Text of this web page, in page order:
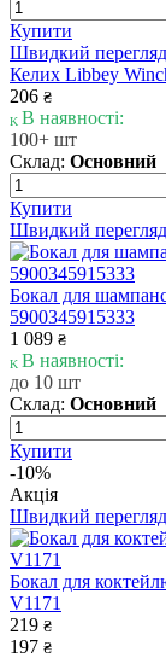
Купити
Швидкий перегляд
Келих Libbey
206 ₴
В наявності:
100+ шт
Склад: Основний
Купити
Швидкий перегляд
Бокал для
5900345915333
1 089 ₴
В наявності:
до 10 шт
Склад: Основний
Купити
-10%
Акція
Швидкий перегляд
Бокал для
V1171
219 ₴
197 ₴